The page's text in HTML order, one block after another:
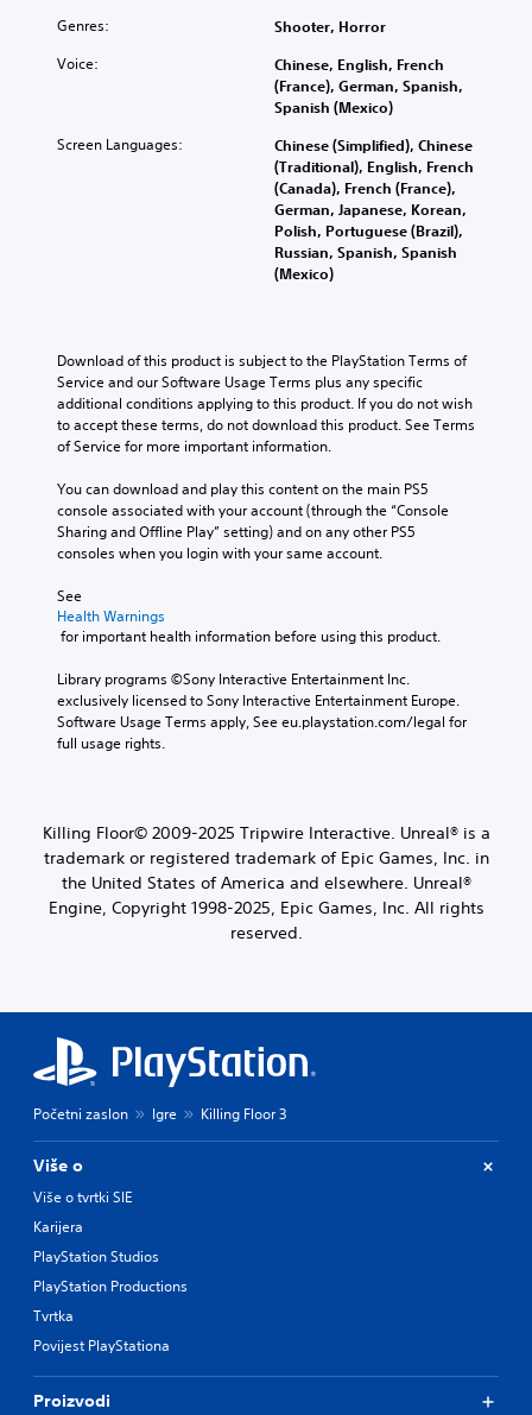
Genres: Shooter, Horror
Voice:
Chinese, English, French
(France), German, Spanish,
Spanish (Mexico)
Screen Languages:
Chinese (Simplified), Chinese
(Traditional), English, French
(Canada), French (France),
German, Japanese, Korean,
Polish, Portuguese (Brazil),
Russian, Spanish, Spanish
(Mexico)
Download of this product is subject to the PlayStation Terms of
Service and our Software Usage Terms plus any specific
additional conditions applying to this product. If you do not wish
to accept these terms, do not download this product. See Terms
of Service for more important information.
You can download and play this content on the main PS5
console associated with your account (through the “Console
Sharing and Offline Play” setting) and on any other PS5
consoles when you login with your same account.
See
Health Warnings
for important health information before using this product.
Library programs ©Sony Interactive Entertainment Inc.
exclusively licensed to Sony Interactive Entertainment Europe.
Software Usage Terms apply, See eu.playstation.com/legal for
full usage rights.
Killing Floor© 2009-2025 Tripwire Interactive. Unreal® is a
trademark or registered trademark of Epic Games, Inc. in
the United States of America and elsewhere. Unreal®
Engine, Copyright 1998-2025, Epic Games, Inc. All rights
reserved.
Početni zaslon Igre Killing Floor 3
Više o
Više o tvrtki SIE
Karijera
PlayStation Studios
PlayStation Productions
Tvrtka
Povijest PlayStationa
Proizvodi